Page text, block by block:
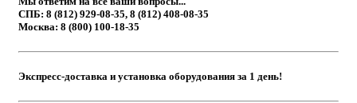
СПБ: 8 (812) 929-08-35, 8 (812) 408-08-35
Москва: 8 (800) 100-18-35
Экспресс-доставка и установка оборудования за 1 день!